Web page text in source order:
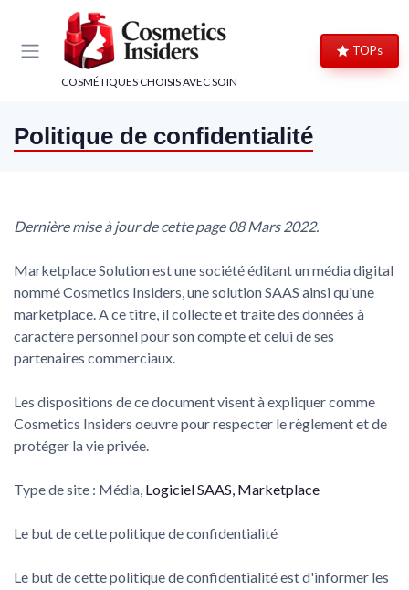
COSMÉTIQUES CHOISIS AVEC SOIN
TOPs
Politique de confidentialité
Dernière mise à jour de cette page 08 Mars 2022.
Marketplace Solution est une société éditant un média digital
nommé Cosmetics Insiders, une solution SAAS ainsi qu'une
marketplace. A ce titre, il collecte et traite des données à
caractère personnel pour son compte et celui de ses
partenaires commerciaux.
Les dispositions de ce document visent à expliquer comme
Cosmetics Insiders oeuvre pour respecter le règlement et de
protéger la vie privée.
Type de site : Média, Logiciel SAAS, Marketplace
Le but de cette politique de confidentialité
Le but de cette politique de confidentialité est d'informer les
Panneau de gestion des cookies